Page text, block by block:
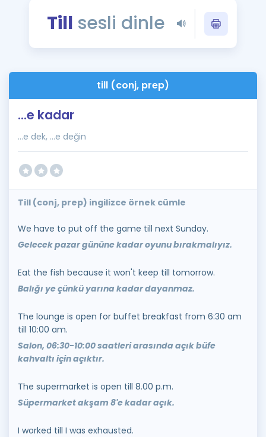
Blog
İngilizce Gramer
Till sesli dinle
till (conj, prep)
...e kadar
...e dek, ...e değin
Till (conj, prep) ingilizce örnek cümle
We have to put off the game till next Sunday.
Gelecek pazar gününe kadar oyunu bırakmalıyız.
Eat the fish because it won't keep till tomorrow.
Balığı ye çünkü yarına kadar dayanmaz.
The lounge is open for buffet breakfast from 6:30 am
till 10:00 am.
Salon, 06:30-10:00 saatleri arasında açık büfe
kahvaltı için açıktır.
The supermarket is open till 8.00 p.m.
Süpermarket akşam 8'e kadar açık.
I worked till I was exhausted.